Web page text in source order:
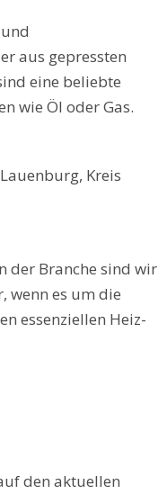
aus gepressten
eine beliebte
wie Öl oder Gas.
der Branche sind wir
wenn es um die
essenziellen Heiz-
den aktuellen